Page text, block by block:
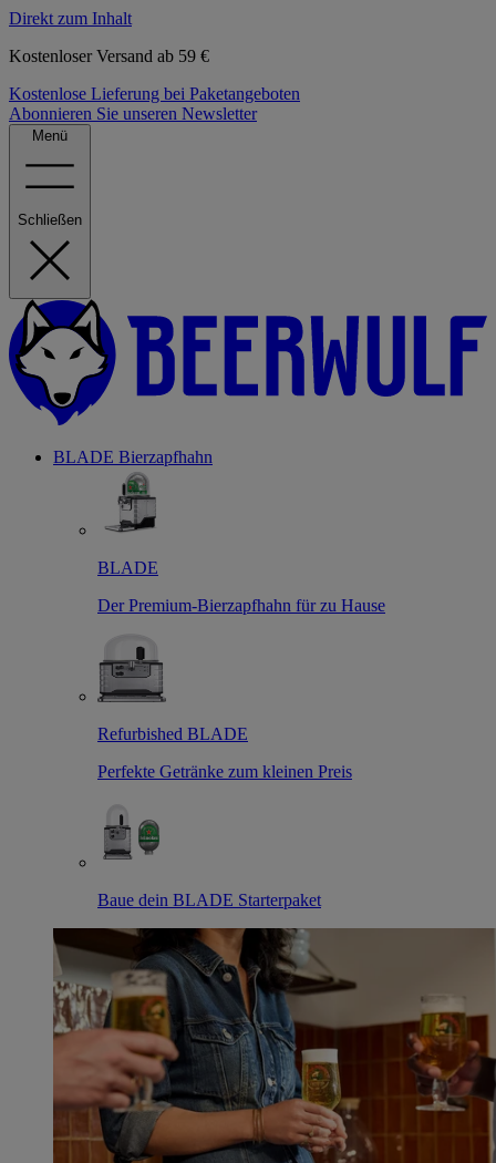
Direkt zum Inhalt
Kostenloser Versand ab 59 €
Kostenlose Lieferung bei Paketangeboten
Abonnieren Sie unseren Newsletter
Menü
Schließen
BLADE Bierzapfhahn
BLADE
Der Premium-Bierzapfhahn für zu Hause
Refurbished BLADE
Perfekte Getränke zum kleinen Preis
Baue dein BLADE Starterpaket